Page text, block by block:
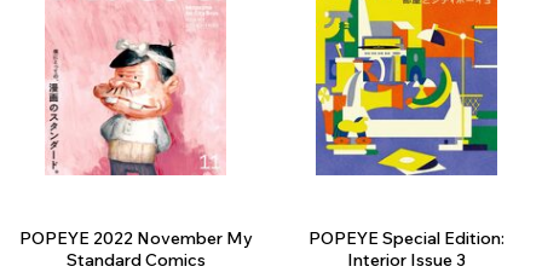
POPEYE 2022 November My
Standard Comics
POPEYE Special Edition:
Interior Issue 3